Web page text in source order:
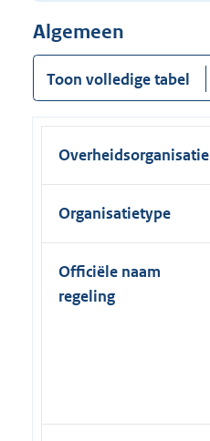
Algemeen
Toon volledige tabel
Overheidsorganisatie
Organisatietype
Officiële naam
regeling